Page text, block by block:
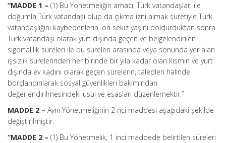
“MADDE 1 – (1) Bu Yönetmeliğin amacı, Türk vatandaşları ile
doğumla Türk vatandaşı olup da çıkma izni almak suretiyle Türk
vatandaşlığını kaybedenlerin, on sekiz yaşını doldurduktan sonra
Türk vatandaşı olarak yurt dışında geçen ve belgelendirilen
sigortalılık süreleri ile bu süreleri arasında veya sonunda yer alan
işsizlik sürelerinden her birinde bir yıla kadar olan kısmın ve yurt
dışında ev kadını olarak geçen sürelerin, talepleri halinde
borçlandırılarak sosyal güvenlikleri bakımından
değerlendirilmesindeki usul ve esasları düzenlemektir.”
MADDE 2 – Aynı Yönetmeliğinin 2 nci maddesi aşağıdaki şekilde
değiştirilmiştir.
“MADDE 2 – (1) Bu Yönetmelik, 1 inci maddede belirtilen süreleri